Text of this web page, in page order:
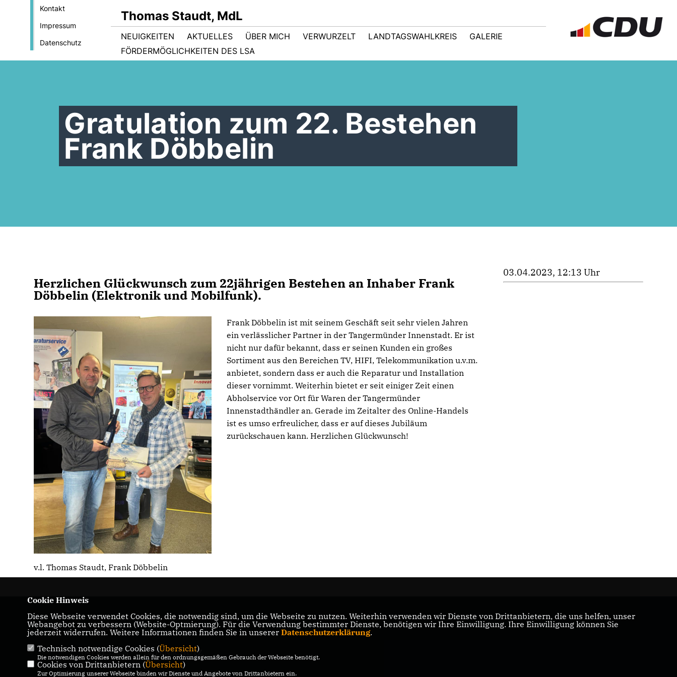
Kontakt
Impressum
Datenschutz
Thomas Staudt, MdL
NEUIGKEITEN AKTUELLES ÜBER MICH VERWURZELT LANDTAGSWAHLKREIS
GALERIE
FÖRDERMÖGLICHKEITEN DES LSA
Gratulation zum 22. Bestehen
Frank Döbbelin
Herzlichen Glückwunsch zum 22jährigen Bestehen an Inhaber Frank
Döbbelin (Elektronik und Mobilfunk).
v.l. Thomas Staudt, Frank Döbbelin
Frank Döbbelin ist mit seinem Geschäft seit sehr vielen Jahren
ein verlässlicher Partner in der Tangermünder Innenstadt. Er ist
nicht nur dafür bekannt, dass er seinen Kunden ein großes
Sortiment aus den Bereichen TV, HIFI, Telekommunikation u.v.m.
anbietet, sondern dass er auch die Reparatur und Installation
dieser vornimmt. Weiterhin bietet er seit einiger Zeit einen
Abholservice vor Ort für Waren der Tangermünder
Innenstadthändler an. Gerade im Zeitalter des Online-Handels
ist es umso erfreulicher, dass er auf dieses Jubiläum
zurückschauen kann. Herzlichen Glückwunsch!
03.04.2023, 12:13 Uhr
CDU-Landtagabgeordneter für den Wahlkreis
05 Genthin
IMPRESSUM
DATENSCHUTZ
KONTAKT
Cookie Hinweis
Diese Webseite verwendet Cookies, die notwendig sind, um die Webseite zu nutzen. Weiterhin verwenden wir Dienste von Drittanbietern, die uns helfen, unser
Webangebot zu verbessern (Website-Optmierung). Für die Verwendung bestimmter Dienste, benötigen wir Ihre Einwilligung. Ihre Einwilligung können Sie
jederzeit widerrufen. Weitere Informationen finden Sie in unserer Datenschutzerklärung.
Technisch notwendige Cookies (Übersicht)
Die notwendigen Cookies werden allein für den ordnungsgemäßen Gebrauch der Webseite benötigt.
Cookies von Drittanbietern (Übersicht)
Zur Optimierung unserer Webseite binden wir Dienste und Angebote von Drittanbietern ein.